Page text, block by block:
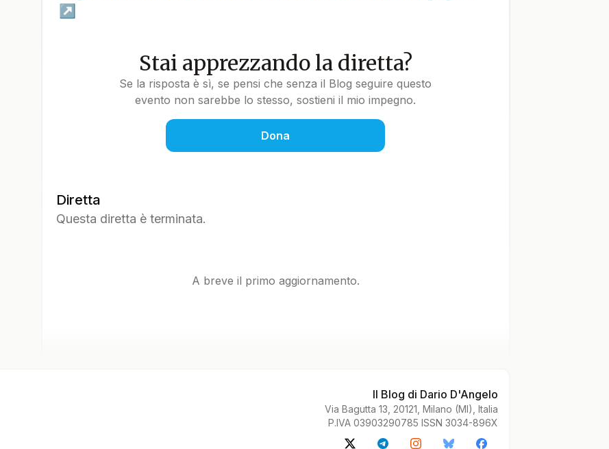
Stai apprezzando la diretta?
Se la risposta è sì, se pensi che senza il Blog seguire questo
evento non sarebbe lo stesso, sostieni il mio impegno.
Dona
Diretta
Questa diretta è terminata.
A breve il primo aggiornamento.
Il Blog di Dario D'Angelo
Via Bagutta 13, 20121, Milano (MI), Italia
P.IVA 03903290785 ISSN 3034-896X